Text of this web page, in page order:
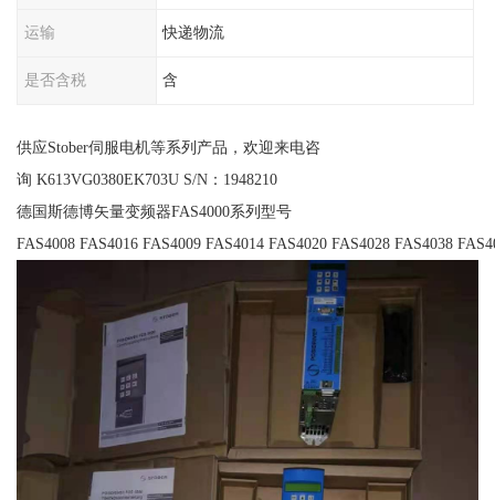
运输 快递物流
是否含税 含
供应Stober伺服电机等系列产品，欢迎来电咨
询 K613VG0380EK703U S/N：1948210
德国斯德博矢量变频器FAS4000系列型号
FAS4008 FAS4016 FAS4009 FAS4014 FAS4020 FAS4028 FAS4038